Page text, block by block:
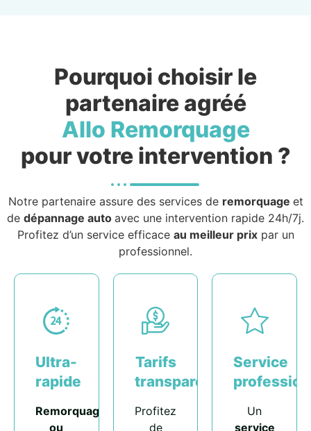
Pourquoi choisir le
partenaire agréé
Allo Remorquage
pour votre intervention ?
Notre partenaire assure des services de remorquage et
de dépannage auto avec une intervention rapide 24h/7j.
Profitez d’un service efficace au meilleur prixpar un
professionnel.
Ultra-
rapide
Remorquage
ou
Tarifs
transparents
Profitez
de
Service
Un
service